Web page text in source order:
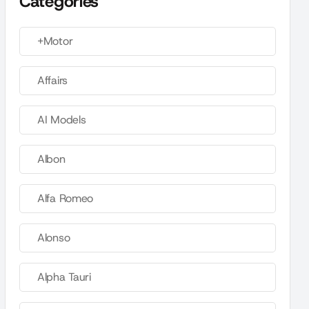
+Motor
Affairs
AI Models
Albon
Alfa Romeo
Alonso
Alpha Tauri